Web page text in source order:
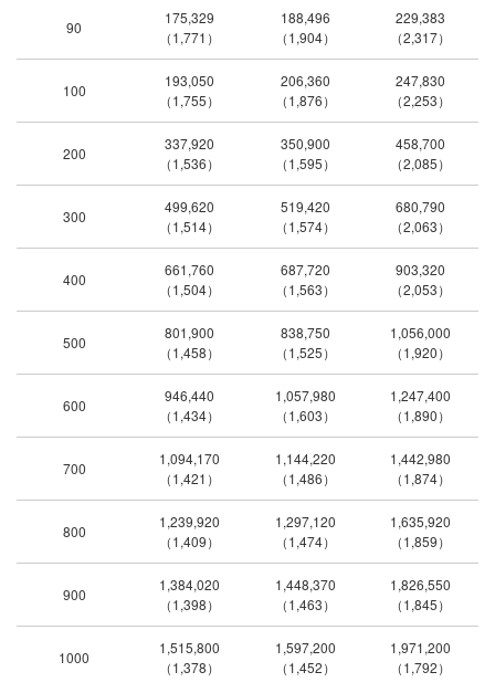
90
175,329
（1,771）
188,496
（1,904）
229,383
（2,317）
100
193,050
（1,755）
206,360
（1,876）
247,830
（2,253）
200
337,920
（1,536）
350,900
（1,595）
458,700
（2,085）
300
499,620
（1,514）
519,420
（1,574）
680,790
（2,063）
400
661,760
（1,504）
687,720
（1,563）
903,320
（2,053）
500
801,900
（1,458）
838,750
（1,525）
1,056,000
（1,920）
600
946,440
（1,434）
1,057,980
（1,603）
1,247,400
（1,890）
700
1,094,170
（1,421）
1,144,220
（1,486）
1,442,980
（1,874）
800
1,239,920
（1,409）
1,297,120
（1,474）
1,635,920
（1,859）
900
1,384,020
（1,398）
1,448,370
（1,463）
1,826,550
（1,845）
1000
1,515,800
（1,378）
1,597,200
（1,452）
1,971,200
（1,792）